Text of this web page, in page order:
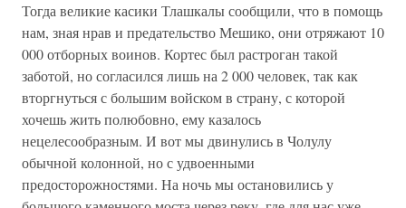
Тогда великие касики Тлашкалы сообщили, что в помощь
нам, зная нрав и предательство Мешико, они отряжают 10
000 отборных воинов. Кортес был растроган такой
заботой, но согласился лишь на 2 000 человек, так как
вторгнуться с большим войском в страну, с которой
хочешь жить полюбовно, ему казалось
нецелесообразным. И вот мы двинулись в Чолулу
обычной колонной, но с удвоенными
предосторожностями. На ночь мы остановились у